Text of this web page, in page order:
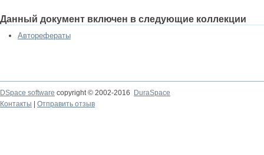
Данный документ включен в следующие коллекции
Авторефераты
DSpace software copyright © 2002-2016
DuraSpace
Контакты
Отправить отзыв